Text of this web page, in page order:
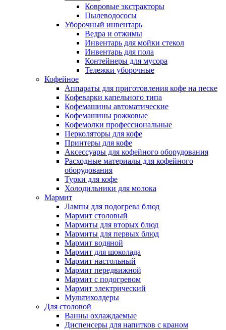
Ковровые экстракторы
Пылеводососы
Уборочный инвентарь
Ведра и отжимы
Инвентарь для мойки стекол
Инвентарь для пола
Контейнеры для мусора
Тележки уборочные
Кофейное
Аппараты для приготовления кофе на песке
Кофеварки капельного типа
Кофемашины автоматические
Кофемашины рожковые
Кофемолки профессиональные
Перколяторы для кофе
Принтеры для кофе
Аксессуары для кофейного оборудования
Расходные материалы для кофейного
оборудования
Турки для кофе
Холодильники для молока
Мармит
Лампы для подогрева блюд
Мармит столовый
Мармиты для вторых блюд
Мармиты для первых блюд
Мармит водяной
Мармит для шоколада
Мармит настольный
Мармит передвижной
Мармит с подогревом
Мармит электрический
Мультихолдеры
Для столовой
Ванны охлаждаемые
Диспенсеры для напитков с краном